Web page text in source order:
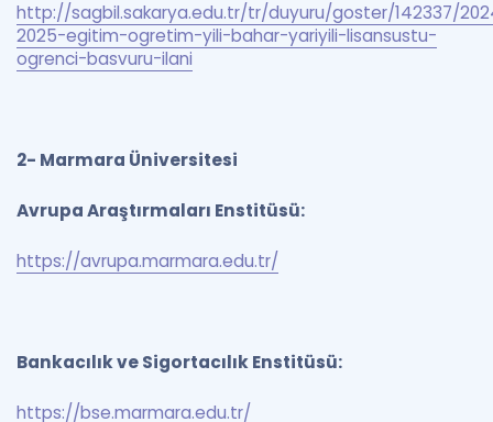
http://sagbil.sakarya.edu.tr/tr/duyuru/goster/142337/
2025-egitim-ogretim-yili-bahar-yariyili-lisansustu-
ogrenci-basvuru-ilani
2- Marmara Üniversitesi
Avrupa Araştırmaları Enstitüsü:
https://avrupa.marmara.edu.tr/
Bankacılık ve Sigortacılık Enstitüsü:
https://bse.marmara.edu.tr/